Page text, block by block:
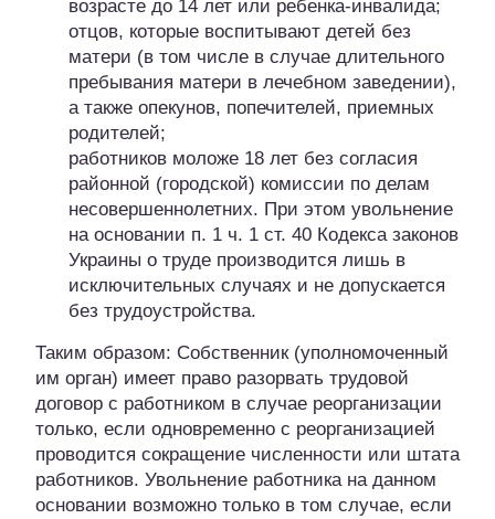
возрасте до 14 лет или ребенка-инвалида;
отцов, которые воспитывают детей без
матери (в том числе в случае длительного
пребывания матери в лечебном заведении),
а также опекунов, попечителей, приемных
родителей;
работников моложе 18 лет без согласия
районной (городской) комиссии по делам
несовершеннолетних. При этом увольнение
на основании п. 1 ч. 1 ст. 40 Кодекса законов
Украины о труде производится лишь в
исключительных случаях и не допускается
без трудоустройства.
Таким образом: Собственник (уполномоченный
им орган) имеет право разорвать трудовой
договор с работником в случае реорганизации
только, если одновременно с реорганизацией
проводится сокращение численности или штата
работников. Увольнение работника на данном
основании возможно только в том случае, если